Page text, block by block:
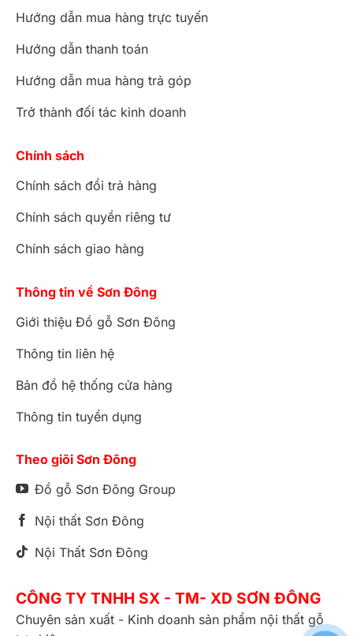
Hướng dẫn mua hàng trực tuyến
Hướng dẫn thanh toán
Hướng dẫn mua hàng trả góp
Trở thành đối tác kinh doanh
Chính sách
Chính sách đổi trả hàng
Chính sách quyền riêng tư
Chính sách giao hàng
Thông tin về Sơn Đông
Giới thiệu Đồ gỗ Sơn Đông
Thông tin liên hệ
Bản đồ hệ thống cửa hàng
Thông tin tuyển dụng
Theo giõi Sơn Đông
Đồ gỗ Sơn Đông Group
Nội thất Sơn Đông
Nội Thất Sơn Đông
CÔNG TY TNHH SX - TM- XD SƠN ĐÔNG
Chuyên sản xuất - Kinh doanh sản phẩm nội thất gỗ